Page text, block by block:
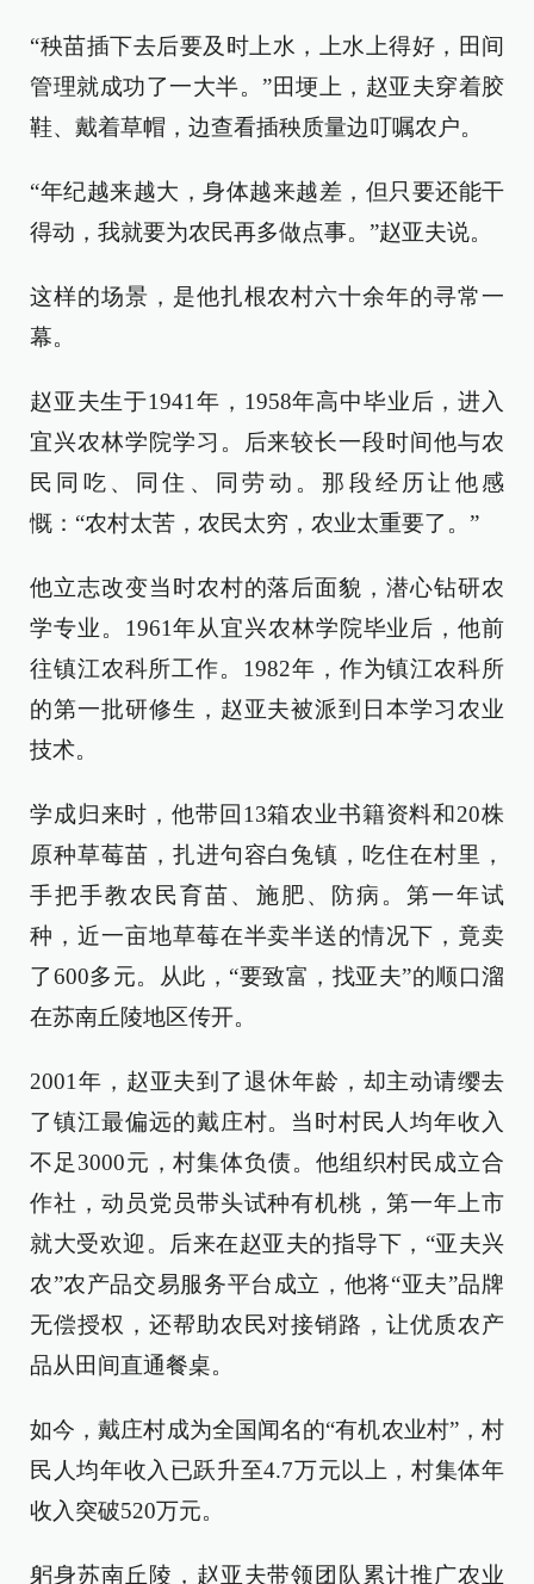
“秧苗插下去后要及时上水，上水上得好，田间
管理就成功了一大半。”田埂上，赵亚夫穿着胶
鞋、戴着草帽，边查看插秧质量边叮嘱农户。
“年纪越来越大，身体越来越差，但只要还能干
得动，我就要为农民再多做点事。”赵亚夫说。
这样的场景，是他扎根农村六十余年的寻常一
幕。
赵亚夫生于1941年，1958年高中毕业后，进入
宜兴农林学院学习。后来较长一段时间他与农
民同吃、同住、同劳动。那段经历让他感
慨：“农村太苦，农民太穷，农业太重要了。”
他立志改变当时农村的落后面貌，潜心钻研农
学专业。1961年从宜兴农林学院毕业后，他前
往镇江农科所工作。1982年，作为镇江农科所
的第一批研修生，赵亚夫被派到日本学习农业
技术。
学成归来时，他带回13箱农业书籍资料和20株
原种草莓苗，扎进句容白兔镇，吃住在村里，
手把手教农民育苗、施肥、防病。第一年试
种，近一亩地草莓在半卖半送的情况下，竟卖
了600多元。从此，“要致富，找亚夫”的顺口溜
在苏南丘陵地区传开。
2001年，赵亚夫到了退休年龄，却主动请缨去
了镇江最偏远的戴庄村。当时村民人均年收入
不足3000元，村集体负债。他组织村民成立合
作社，动员党员带头试种有机桃，第一年上市
就大受欢迎。后来在赵亚夫的指导下，“亚夫兴
农”农产品交易服务平台成立，他将“亚夫”品牌
无偿授权，还帮助农民对接销路，让优质农产
品从田间直通餐桌。
如今，戴庄村成为全国闻名的“有机农业村”，村
民人均年收入已跃升至4.7万元以上，村集体年
收入突破520万元。
躬身苏南丘陵，赵亚夫带领团队累计推广农业